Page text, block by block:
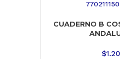
CUADERNO B
$1.20